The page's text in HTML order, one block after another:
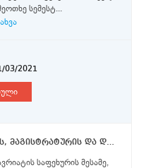
სემესტ...
03/2021
კონკურსი თსუ-ს ბაკალავრიატის, მაგისტრატურის და დოქტორანტურის საფეხურის სტუდენტებისთვის ვენეციის კა’ფოსკარის უნივერსიტეტში ევროკომისიის მიერ დაფინანსებული ერაზმუს+ პროგრამის სტიპენდიების მოსაპოვებლად
საფეხურის მესამე,